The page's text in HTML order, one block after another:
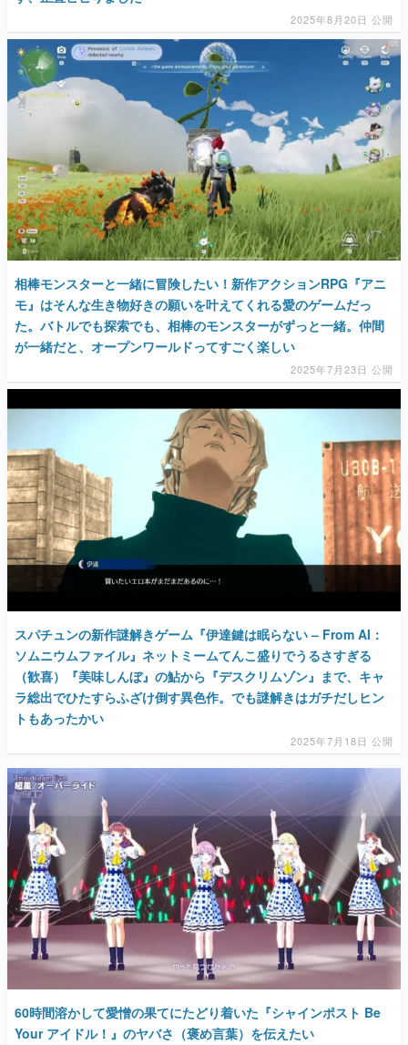
2025年8月20日 公開
相棒モンスターと一緒に冒険したい！新作アクションRPG『アニ
モ』はそんな生き物好きの願いを叶えてくれる愛のゲームだっ
た。バトルでも探索でも、相棒のモンスターがずっと一緒。仲間
が一緒だと、オープンワールドってすごく楽しい
2025年7月23日 公開
スパチュンの新作謎解きゲーム『伊達鍵は眠らない – From AI：
ソムニウムファイル』ネットミームてんこ盛りでうるさすぎる
（歓喜）『美味しんぼ』の鮎から『デスクリムゾン』まで、キャ
ラ総出でひたすらふざけ倒す異色作。でも謎解きはガチだしヒン
トもあったかい
2025年7月18日 公開
60時間溶かして愛憎の果てにたどり着いた『シャインポスト Be
Your アイドル！』のヤバさ（褒め言葉）を伝えたい